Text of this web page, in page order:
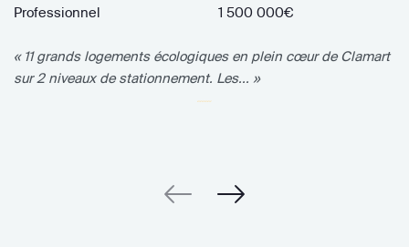
Professionnel
1 500 000€
« 11 grands logements écologiques en plein cœur de Clamart
sur 2 niveaux de stationnement. Les... »